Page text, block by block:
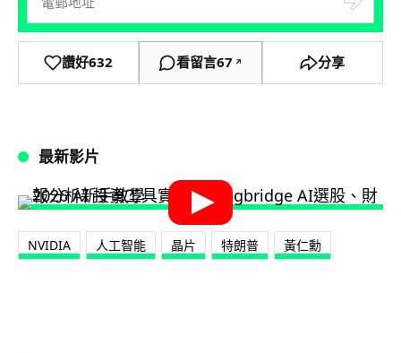
讚好632 看留言67 ↗ 分享
最新影片
NVIDIA 人工智能 晶片 特朗普 黃仁勳